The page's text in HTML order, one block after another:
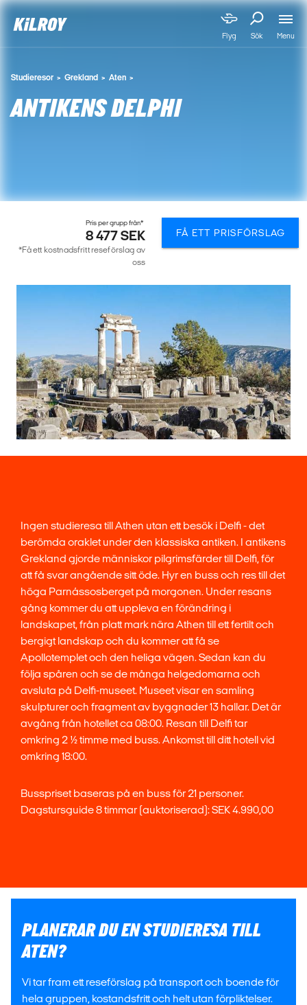
Flyg Sök Menu
Studieresor Grekland Aten
ANTIKENS DELPHI
Ingen studieresa till Athen utan ett besök i Delfi - det
berömda oraklet under den klassiska antiken. I antikens
Grekland gjorde människor pilgrimsfärder till Delfi, för
att få svar angående sitt öde. Hyr en buss och res till det
höga Parnássosberget på morgonen. Under resans
gång kommer du att uppleva en förändring i
landskapet, från platt mark nära Athen till ett fertilt och
bergigt landskap och du kommer att få se
Apollotemplet och den heliga vägen. Sedan kan du
följa spåren och se de många helgedomarna och
avsluta på Delfi-museet. Museet visar en samling
skulpturer och fragment av byggnader 13 hallar. Det är
avgång från hotellet ca 08:00. Resan till Delfi tar
omkring 2 ½ timme med buss. Ankomst till ditt hotell vid
omkring 18:00.
Busspriset baseras på en buss för 21 personer.
Dagstursguide 8 timmar (auktoriserad): SEK 4.990,00
Pris per grupp från*
8 477 SEK
*Få ett kostnadsfritt reseförslag av
oss
FÅ ETT PRISFÖRSLAG
PLANERAR DU EN STUDIERESA TILL
ATEN?
Vi tar fram ett reseförslag på transport och boende för
hela gruppen, kostandsfritt och helt utan förpliktelser.